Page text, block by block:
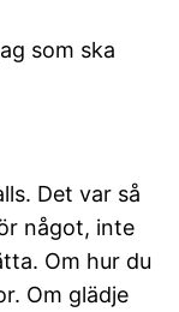
som ska
Det var så
något, inte
Om hur du
Om glädje